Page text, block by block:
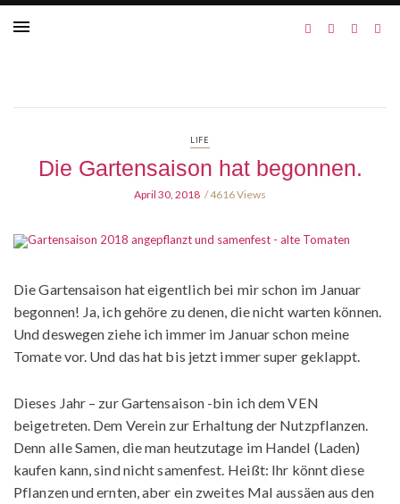
LIFE
Die Gartensaison hat begonnen.
April 30, 2018 4616 Views
Die Gartensaison hat eigentlich bei mir schon im Januar
begonnen! Ja, ich gehöre zu denen, die nicht warten können.
Und deswegen ziehe ich immer im Januar schon meine
Tomate vor. Und das hat bis jetzt immer super geklappt.
Dieses Jahr – zur Gartensaison -bin ich dem VEN
beigetreten. Dem Verein zur Erhaltung der Nutzpflanzen.
Denn alle Samen, die man heutzutage im Handel (Laden)
kaufen kann, sind nicht samenfest. Heißt: Ihr könnt diese
Pflanzen und ernten, aber ein zweites Mal aussäen aus den